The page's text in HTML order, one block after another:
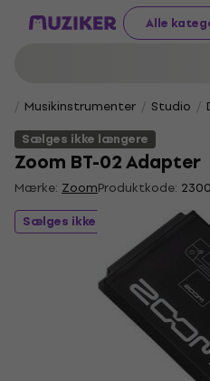
Alle
Musikinstrumenter Studio
Sælges ikke længere
Zoom BT-02 Adapter
Mærke: ZoomProduktkode:
Sælges ikke længere